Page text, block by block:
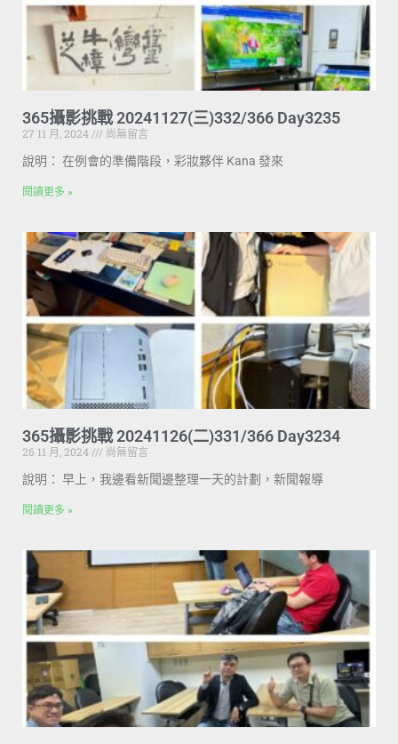
365攝影挑戰 20241127(三)332/366 Day3235
27 11 月, 2024
尚無留言
說明： 在例會的準備階段，彩妝夥伴 Kana 發來
閱讀更多 »
365攝影挑戰 20241126(二)331/366 Day3234
26 11 月, 2024
尚無留言
說明： 早上，我邊看新聞邊整理一天的計劃，新聞報導
閱讀更多 »